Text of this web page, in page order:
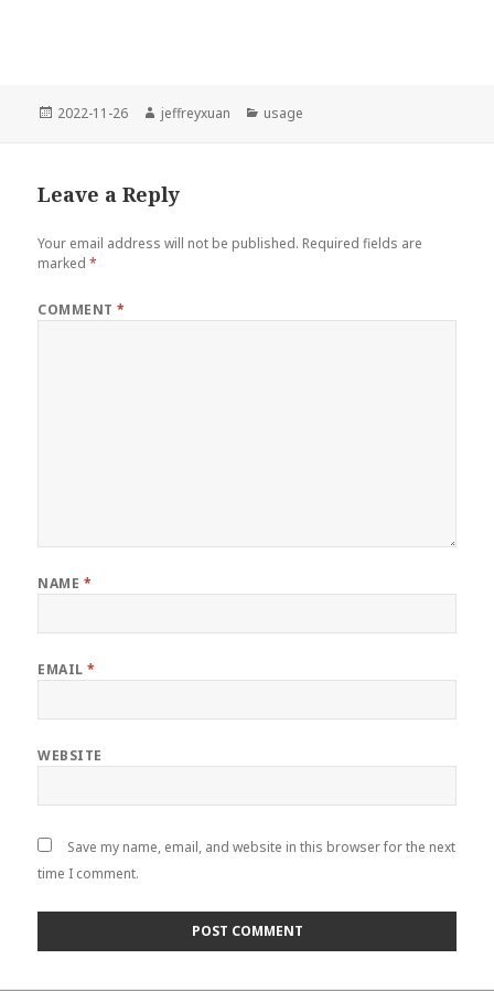
Posted
2022-11-26 Author
jeffreyxuan Categories
usage
Leave a Reply
Your email address will not be published. Required fields are
marked*
COMMENT*
NAME *
EMAIL*
WEBSITE
Save my name, email, and website in this browser for the next
time I comment.